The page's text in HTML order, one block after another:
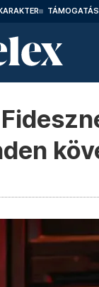
TÁMOGATÁS